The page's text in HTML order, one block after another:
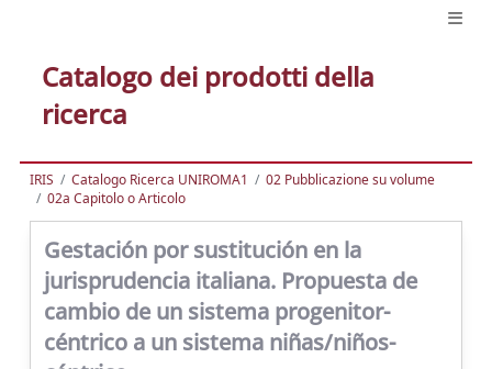
Catalogo dei prodotti della
ricerca
IRIS Catalogo Ricerca UNIROMA1
02 Pubblicazione su volume
02a Capitolo o Articolo
Gestación por sustitución en la
jurisprudencia italiana. Propuesta de
cambio de un sistema progenitor-
céntrico a un sistema niñas/niños-